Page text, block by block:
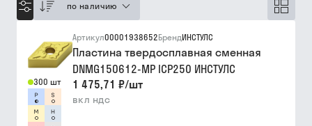
по наличию
300 шт
Артикул00001938652БрендИНСТУЛС
Пластина твердосплавная сменная
DNMG150612-MP ICP250 ИНСТУЛС
1 475,71 ₽/шт
вкл ндс